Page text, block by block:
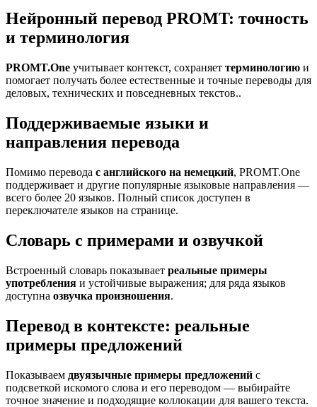
Нейронный перевод PROMT: точность
и терминология
PROMT.One учитывает контекст, сохраняет терминологию и
помогает получать более естественные и точные переводы для
деловых, технических и повседневных текстов..
Поддерживаемые языки и
направления перевода
Помимо перевода с английского на немецкий, PROMT.One
поддерживает и другие популярные языковые направления —
всего более 20 языков. Полный список доступен в
переключателе языков на странице.
Словарь с примерами и озвучкой
Встроенный словарь показывает реальные примеры
употребления и устойчивые выражения; для ряда языков
доступна озвучка произношения.
Перевод в контексте: реальные
примеры предложений
Показываем двуязычные примеры предложений с
подсветкой искомого слова и его переводом — выбирайте
точное значение и подходящие коллокации для вашего текста.